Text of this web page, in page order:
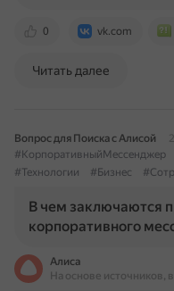
0 vk.com
Читать далее
Вопрос для Поиска с Алисой
#КорпоративныйМессенджер
#Технологии
#Бизнес
В чем заключаются
корпоративного
Алиса
На основе